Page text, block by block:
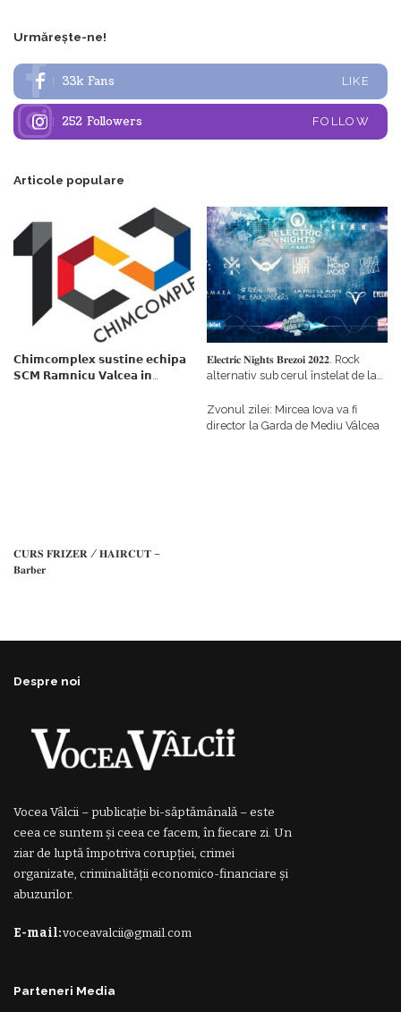
Urmărește-ne!
33k Fans LIKE
252 Followers FOLLOW
Articole populare
𝗖𝗵𝗶𝗺𝗰𝗼𝗺𝗽𝗹𝗲𝘅 𝘀𝘂𝘀𝘁𝗶𝗻𝗲 𝗲𝗰𝗵𝗶𝗽𝗮
𝗦𝗖𝗠 𝗥𝗮𝗺𝗻𝗶𝗰𝘂 𝗩𝗮𝗹𝗰𝗲𝗮 𝗶𝗻
𝐄𝐥𝐞𝐜𝐭𝐫𝐢𝐜 𝐍𝐢𝐠𝐡𝐭𝐬 𝐁𝐫𝐞𝐳𝐨𝐢 𝟐𝟎𝟐𝟐. Rock
alternativ sub cerul înstelat de la
𝐂𝐔𝐑𝐒 𝐅𝐑𝐈𝐙𝐄𝐑 / 𝐇𝐀𝐈𝐑𝐂𝐔𝐓 –
𝐁𝐚𝐫𝐛𝐞𝐫
Zvonul zilei: Mircea Iova va fi
director la Garda de Mediu Vâlcea
Despre noi
Vocea Vâlcii – publicație bi-săptămânală – este
ceea ce suntem și ceea ce facem, în fiecare zi. Un
ziar de luptă împotriva corupției, crimei
organizate, criminalității economico-financiare și
abuzurilor.
E-mail:voceavalcii@gmail.com
Parteneri Media